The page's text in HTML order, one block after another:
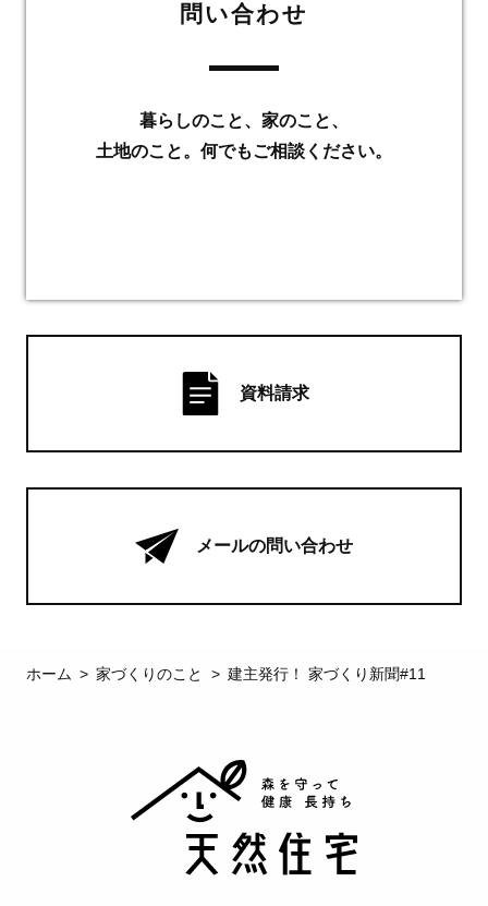
資料請求
問い合わせ
暮らしのこと、家のこと、
土地のこと。何でもご相談ください。
メールの問い合わせ
ホーム 家づくりのこと 建主発行！ 家づくり新聞#11